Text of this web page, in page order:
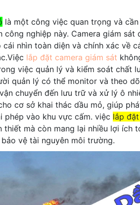
là một công việc quan trọng và
nghiệp này. Camera giám sát
nhìn toàn diện và chính xác về
lắp đặt camera giám sát
việc quản lý và kiểm soát chất
quản lý có thể monitor và theo
chuyển đến lưu trữ và xử lý ô
cơ sở khai thác dầu mỏ, giúp
phép vào khu vực cấm. việc lắp
mà còn mang lại nhiều lợi ích
vệ tài nguyên môi trường.